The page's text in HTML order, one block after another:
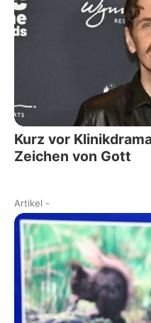
Kurz vor
Zeichen von Gott
Artikel -